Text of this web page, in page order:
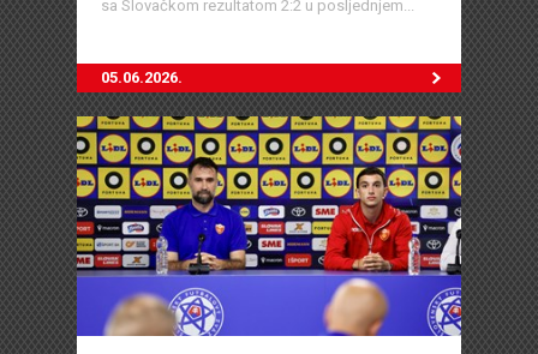
sa Slovačkom rezultatom 2:2 u posljednjem...
05.06.2026.